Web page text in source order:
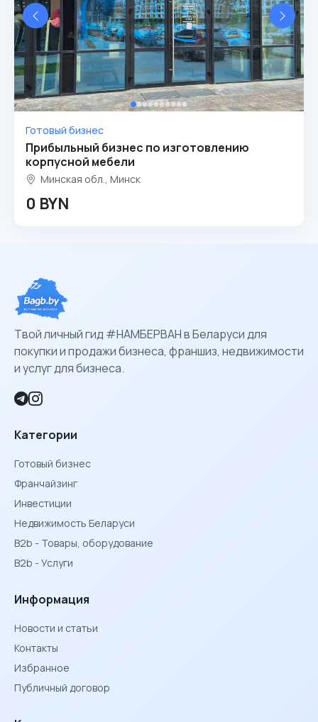
Готовый бизнес
Прибыльный бизнес по изготовлению
корпусной мебели
Минская обл., Минск
0 BYN
Твой личный гид #НАМБЕРВАН в Беларуси для
покупки и продажи бизнеса, франшиз, недвижимости
и услуг для бизнеса.
Категории
Готовый бизнес
Франчайзинг
Инвестиции
Недвижимость Беларуси
B2b - Товары, оборудование
B2b - Услуги
Информация
Новости и статьи
Контакты
Избранное
Публичный договор